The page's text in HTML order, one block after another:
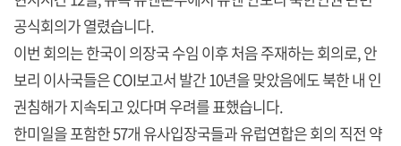
공식회의가 열렸습니다.
이번 회의는 한국이 의장국 수임 이후 처음 주재하는 회의로, 안
보리 이사국들은 COI보고서 발간 10년을 맞았음에도 북한 내 인
권침해가 지속되고 있다며 우려를 표했습니다.
한미일을 포함한 57개 유사입장국들과 유럽연합은 회의 직전 약